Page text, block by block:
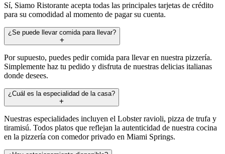
Sí, Siamo Ristorante acepta todas las principales tarjetas de crédito
para su comodidad al momento de pagar su cuenta.
¿Se puede llevar comida para llevar?
Por supuesto, puedes pedir comida para llevar en nuestra pizzería.
Simplemente haz tu pedido y disfruta de nuestras delicias italianas
donde desees.
¿Cuál es la especialidad de la casa?
Nuestras especialidades incluyen el Lobster ravioli, pizza de trufa y
tiramisú. Todos platos que reflejan la autenticidad de nuestra cocina
en la pizzería con comedor privado en Miami Springs.